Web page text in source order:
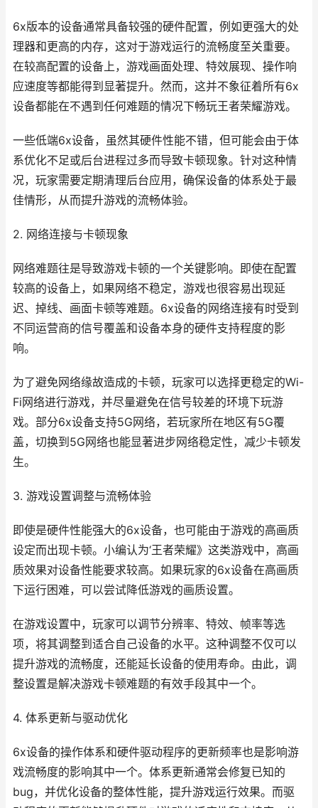
6x版本的设备通常具备较强的硬件配置，例如更强大的处
理器和更高的内存，这对于游戏运行的流畅度至关重要。
在较高配置的设备上，游戏画面处理、特效展现、操作响
应速度等都能得到显著提升。然而，这并不象征着所有6x
设备都能在不遇到任何难题的情况下畅玩王者荣耀游戏。
一些低端6x设备，虽然其硬件性能不错，但可能会由于体
系优化不足或后台进程过多而导致卡顿现象。针对这种情
况，玩家需要定期清理后台应用，确保设备的体系处于最
佳情形，从而提升游戏的流畅体验。
2. 网络连接与卡顿现象
网络难题往是导致游戏卡顿的一个关键影响。即使在配置
较高的设备上，如果网络不稳定，游戏也很容易出现延
迟、掉线、画面卡顿等难题。6x设备的网络连接有时受到
不同运营商的信号覆盖和设备本身的硬件支持程度的影
响。
为了避免网络缘故造成的卡顿，玩家可以选择更稳定的Wi-
Fi网络进行游戏，并尽量避免在信号较差的环境下玩游
戏。部分6x设备支持5G网络，若玩家所在地区有5G覆
盖，切换到5G网络也能显著进步网络稳定性，减少卡顿发
生。
3. 游戏设置调整与流畅体验
即使是硬件性能强大的6x设备，也可能由于游戏的高画质
设定而出现卡顿。小编认为‘王者荣耀》这类游戏中，高画
质效果对设备性能要求较高。如果玩家的6x设备在高画质
下运行困难，可以尝试降低游戏的画质设置。
在游戏设置中，玩家可以调节分辨率、特效、帧率等选
项，将其调整到适合自己设备的水平。这种调整不仅可以
提升游戏的流畅度，还能延长设备的使用寿命。由此，调
整设置是解决游戏卡顿难题的有效手段其中一个。
4. 体系更新与驱动优化
6x设备的操作体系和硬件驱动程序的更新频率也是影响游
戏流畅度的影响其中一个。体系更新通常会修复已知的
bug，并优化设备的整体性能，提升游戏运行效果。而驱